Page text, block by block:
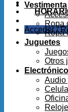
Acceder /
Vestimenta
Ropa
Ropa
Juguetes
Otros
Audio